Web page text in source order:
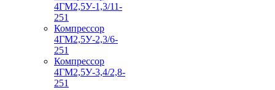
4ГМ2,5У-1,3/11-
251
Компрессор
4ГМ2,5У-2,3/6-
251
Компрессор
4ГМ2,5У-3,4/2,8-
251